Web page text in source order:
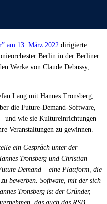
am 13. März 2022 dirigierte
Berlin in der Berliner
Werke von Claude Debussy,
Lang mit Hannes Tronsberg,
die Future-Demand-Software,
und wie sie Kultureinrichtungen
Veranstaltungen zu gewinnen.
ein Gespräch unter der
Tronsberg und Christian
Demand – eine Plattform, die
bewerben. Software, mit der sich
Tronsberg ist der Gründer,